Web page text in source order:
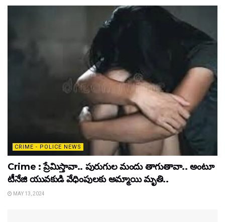
CRIME - POLICE NEWS
Crime : ప్రేమిస్తావా.. పురుగుల మందు తాగుతావా.. అంటూ
టీనేజి యువకుడి వేధింపులకు అమ్మాయి మృతి..
MAY 13, 2024